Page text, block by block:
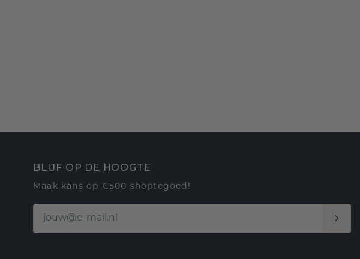
BLIJF OP DE HOOGTE
Maak kans op €500 shoptegoed!